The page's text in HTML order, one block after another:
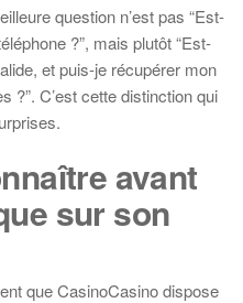
question n’est pas “Est-
?”, mais plutôt “Est-
et puis-je récupérer mon
?”. C’est cette distinction qui
avant
sur son
que CasinoCasino dispose